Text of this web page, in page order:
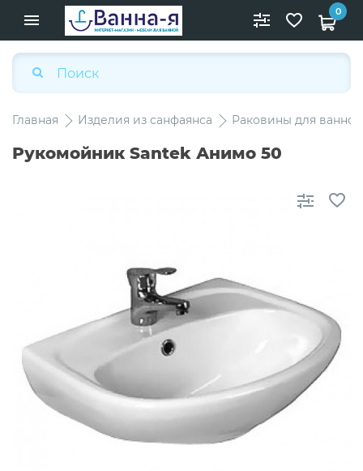
0
Главная Изделия из санфаянса Раковины для
Рукомойник Santek Анимо 50